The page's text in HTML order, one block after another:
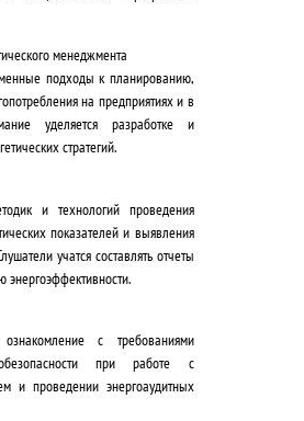
менеджмента
подходы к планированию,
на предприятиях и в
уделяется разработке и
стратегий.
и технологий проведения
показателей и выявления
учатся составлять отчеты
с требованиями
при работе с
и проведении энергоаудитных